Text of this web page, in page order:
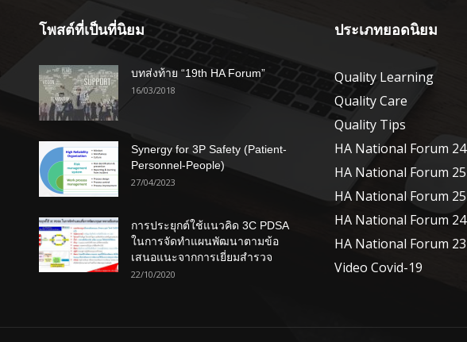
โพสต์ที่เป็นที่นิยม
บทส่งท้าย “19th HA Forum”
16/03/2018
Synergy for 3P Safety (Patient-
Personnel-People)
27/04/2023
การประยุกต์ใช้แนวคิด 3C PDSA
ในการจัดทำแผนพัฒนาตามข้อ
เสนอแนะจากการเยี่ยมสำรวจ
22/10/2020
ประเภทยอดนิยม
Quality Learning
Quality Care
Quality Tips
HA National Forum 24
HA National Forum 25
HA National Forum 25
HA National Forum 24
HA National Forum 23
Video Covid-19